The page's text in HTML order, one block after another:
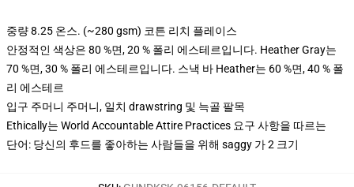
중량 8.25 온스. (~280 gsm) 코튼 리치 플레이스
안정적인 색상은 80 %면, 20 % 폴리 에스테르입니다. Heather Gray는
70 %면, 30 % 폴리 에스테르입니다. 스낵 바 Heather는 60 %면, 40 % 폴
리 에스테르
입구 주머니 주머니, 일치 drawstring 및 늑골 팔목
Ethically는 World Accountable Attire Practices 요구 사항을 따르는
단어: 당신의 후드를 좋아하는 사람들을 위해 saggy 가 2 크기